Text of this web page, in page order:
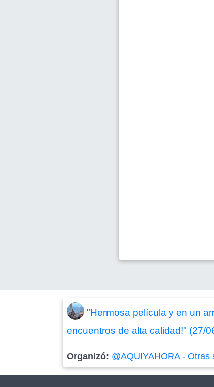
"Hermosa película y en un
encuentros de alta calidad!" (27/
Organizó: @AQUIYAHORA-Otras